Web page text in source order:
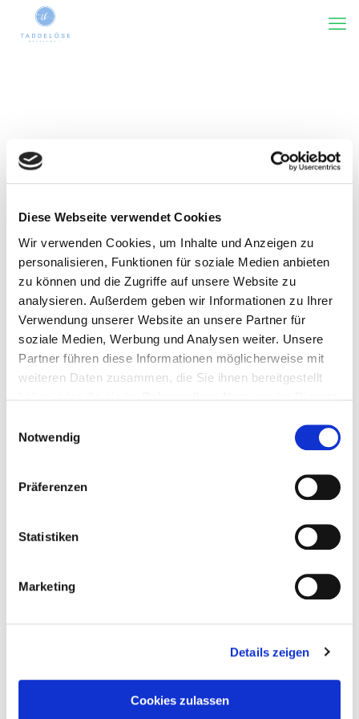
Diese Webseite verwendet Cookies
Wir verwenden Cookies, um Inhalte und Anzeigen zu
personalisieren, Funktionen für soziale Medien anbieten
zu können und die Zugriffe auf unsere Website zu
analysieren. Außerdem geben wir Informationen zu Ihrer
Verwendung unserer Website an unsere Partner für
soziale Medien, Werbung und Analysen weiter. Unsere
Partner führen diese Informationen möglicherweise mit
weiteren Daten zusammen, die Sie ihnen bereitgestellt
Notwendig
Präferenzen
Statistiken
Marketing
Details zeigen
Cookies zulassen
Kategorie(n) Tags
Rezensiert von
Zeige alles
Eine blutige Geschichte